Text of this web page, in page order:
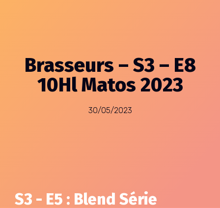
Brasseurs – S3 – E8
10Hl Matos 2023
30/05/2023
S3 - E5 : Blend Série